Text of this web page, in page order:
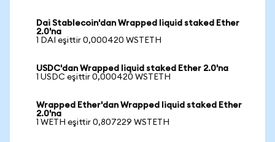
Dai Stablecoin'dan Wrapped liquid staked Ether
2.0'na
1 DAI eşittir 0,000420 WSTETH
USDC'dan Wrapped liquid staked Ether 2.0'na
1 USDC eşittir 0,000420 WSTETH
Wrapped Ether'dan Wrapped liquid staked Ether
2.0'na
1 WETH eşittir 0,807229 WSTETH